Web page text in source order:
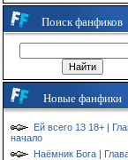
Поиск фанфиков
Новые фанфики
Ей всего 13 18+ |
начало
Наёмник Бога | Глава